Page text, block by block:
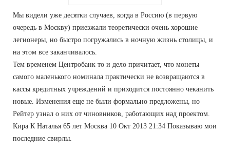
Мы видели уже десятки случаев, когда в Россию (в первую
очередь в Москву) приезжали теоретически очень хорошие
легионеры, но быстро погружались в ночную жизнь столицы, и
на этом все заканчивалось.
Тем временем Центробанк то и дело причитает, что монеты
самого маленького номинала практически не возвращаются в
кассы кредитных учреждений и приходится постоянно чеканить
новые. Изменения еще не были формально предложены, но
Рейтер узнал о них от чиновников, работающих над проектом.
Кира К Наталья 65 лет Москва 10 Окт 2013 21:34 Показываю мои
последние свирлы.